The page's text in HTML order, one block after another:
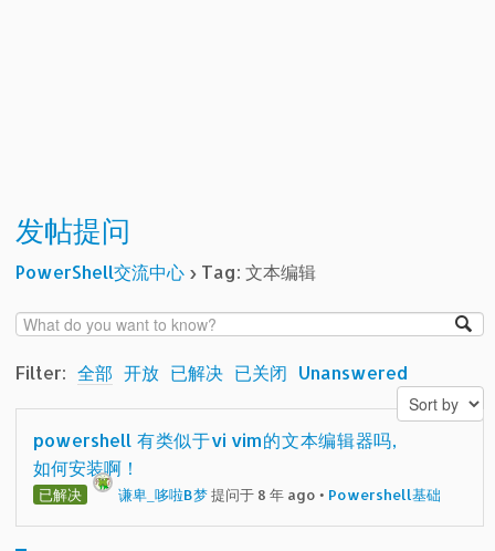
发帖提问
PowerShell交流中心 › Tag: 文本编辑
Filter: 全部 开放 已解决 已关闭 Unanswered
powershell 有类似于vi vim的文本编辑器吗,
如何安装啊！
已解决 谦卑_哆啦B梦提问于 8 年 ago • Powershell基础